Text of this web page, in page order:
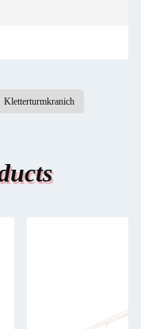
Kletterturmkranich